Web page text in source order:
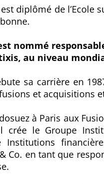
diplômé de l’Ecole
nommé
au niveau
sa carrière en
et acquisitions
à Paris aux
le Groupe
Institutions
Co. en tant que